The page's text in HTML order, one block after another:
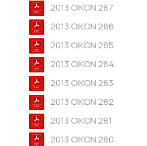
2013 OIKON 287
2013 OIKON 286
2013 OIKON 285
2013 OIKON 284
2013 OIKON 283
2013 OIKON 282
2013 OIKON 281
2013 OIKON 280